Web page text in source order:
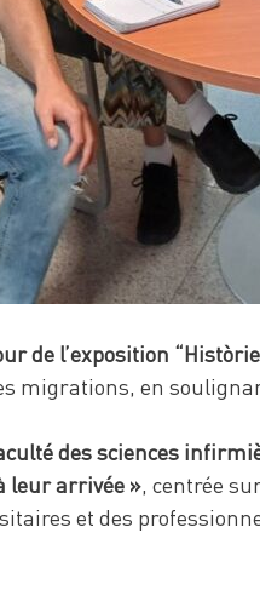
de l’exposition
migrations, en
des sciences
leur arrivée », centrée
et des